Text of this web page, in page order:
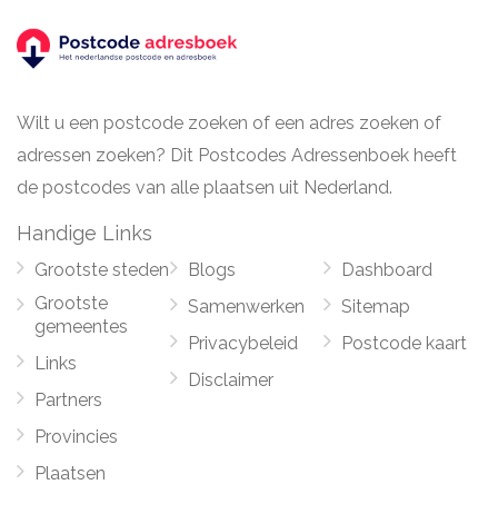
Wilt u een postcode zoeken of een adres zoeken of
adressen zoeken? Dit Postcodes Adressenboek heeft
de postcodes van alle plaatsen uit Nederland.
Handige Links
Grootste steden
Grootste
gemeentes
Links
Partners
Provincies
Plaatsen
Blogs
Samenwerken
Privacybeleid
Disclaimer
Dashboard
Sitemap
Postcode kaart